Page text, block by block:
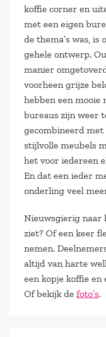
koffie corner en
met een eigen
de thema’s was,
gehele ontwerp.
manier
voorheen grijze
hebben een mooie
bureaus zijn weer
gecombineerd
stijlvolle meubels
het voor iedereen
En dat een ieder
onderling veel
Nieuwsgierig naar
ziet? Of een keer
nemen.
altijd van harte
een kopje koffie
Of bekijk de foto’s.